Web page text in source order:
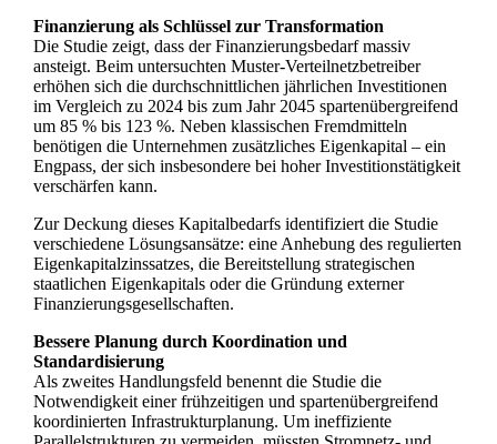
Finanzierung als Schlüssel zur Transformation
Die Studie zeigt, dass der Finanzierungsbedarf massiv
ansteigt. Beim untersuchten Muster-Verteilnetzbetreiber
erhöhen sich die durchschnittlichen jährlichen Investitionen
im Vergleich zu 2024 bis zum Jahr 2045 spartenübergreifend
um 85 % bis 123 %. Neben klassischen Fremdmitteln
benötigen die Unternehmen zusätzliches Eigenkapital – ein
Engpass, der sich insbesondere bei hoher Investitionstätigkeit
verschärfen kann.
Zur Deckung dieses Kapitalbedarfs identifiziert die Studie
verschiedene Lösungsansätze: eine Anhebung des regulierten
Eigenkapitalzinssatzes, die Bereitstellung strategischen
staatlichen Eigenkapitals oder die Gründung externer
Finanzierungsgesellschaften.
Bessere Planung durch Koordination und
Standardisierung
Als zweites Handlungsfeld benennt die Studie die
Notwendigkeit einer frühzeitigen und spartenübergreifend
koordinierten Infrastrukturplanung. Um ineffiziente